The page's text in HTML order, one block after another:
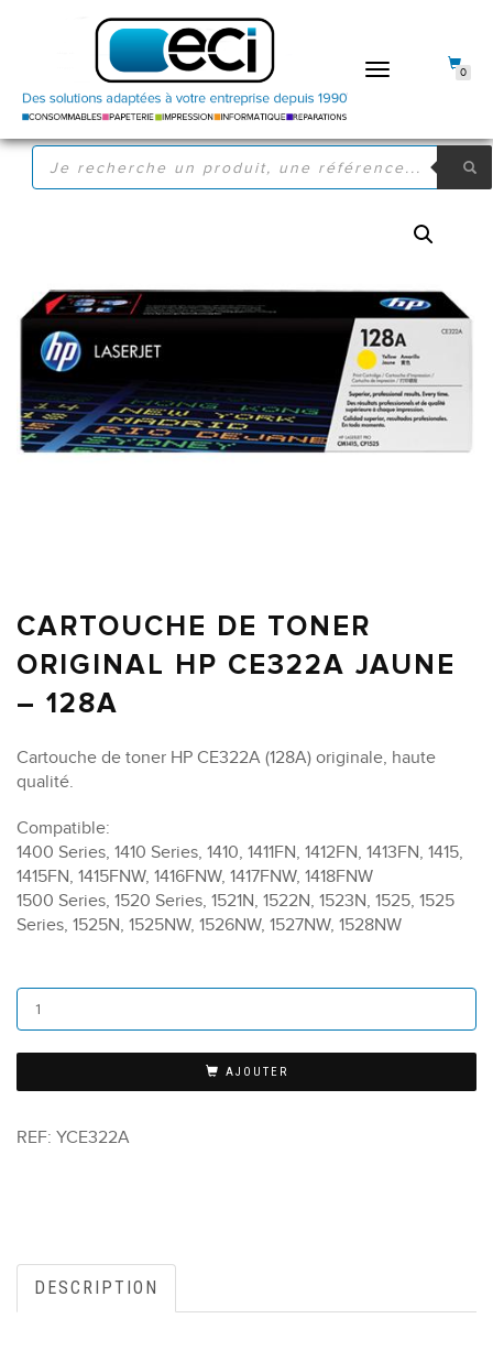
DÉPLIER
RECHERCHE
PRODUITS
0
CARTOUCHE DE TONER
ORIGINAL HP CE322A JAUNE
– 128A
Cartouche de toner HP CE322A (128A) originale, haute
qualité.
Compatible:
1400 Series, 1410 Series, 1410, 1411FN, 1412FN, 1413FN, 1415,
1415FN, 1415FNW, 1416FNW, 1417FNW, 1418FNW
1500 Series, 1520 Series, 1521N, 1522N, 1523N, 1525, 1525
Series, 1525N, 1525NW, 1526NW, 1527NW, 1528NW
AJOUTER
REF: YCE322A
DESCRIPTION